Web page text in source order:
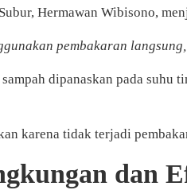
Hermawan Wibisono,
pembakaran
dipanaskan pada
karena tidak terjadi
dan